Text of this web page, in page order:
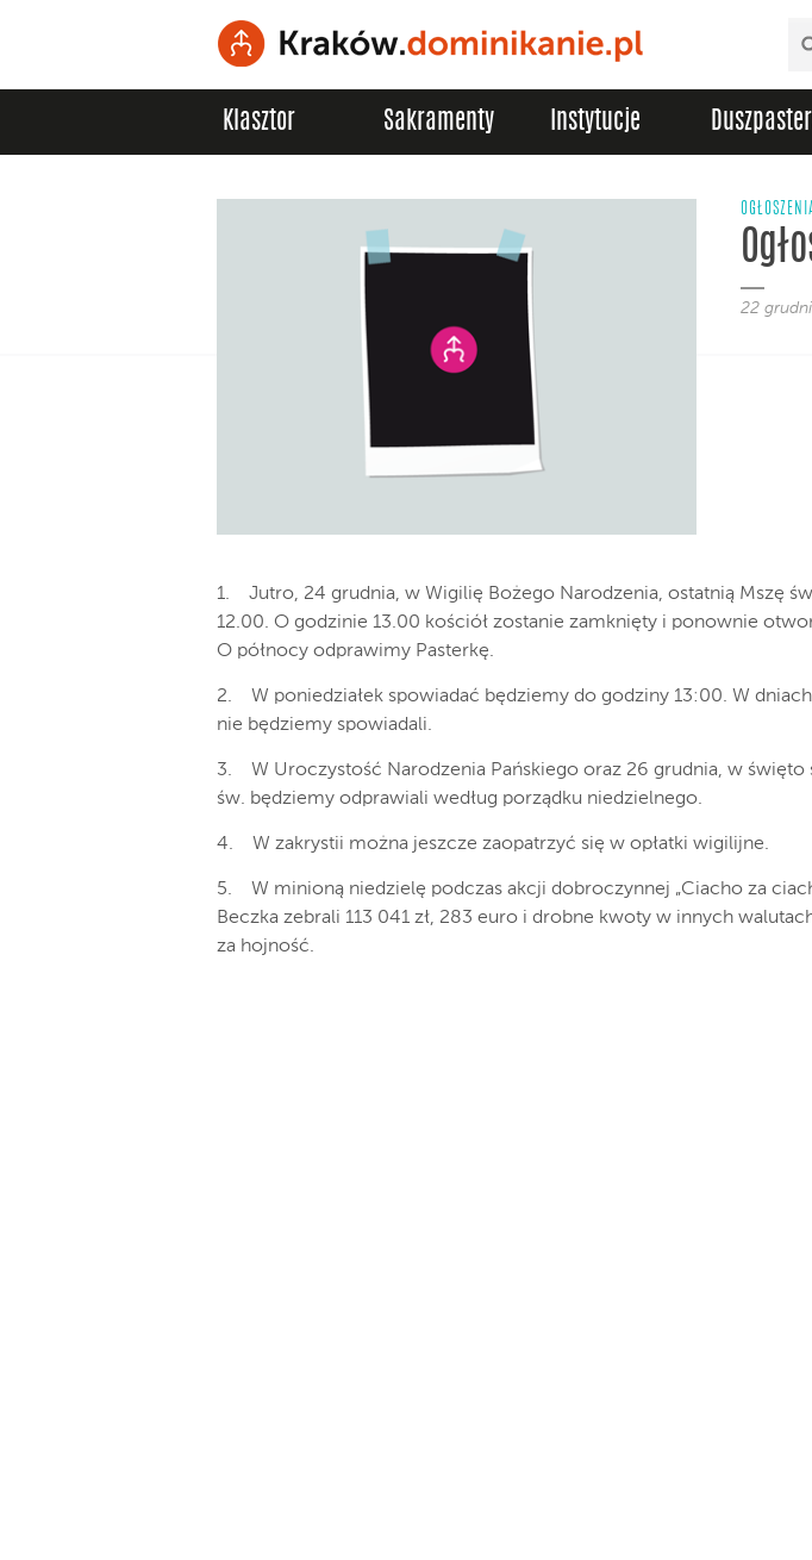
Klasztor Sakramenty Instytucje
22
1. Jutro, 24 grudnia, w Wigilię Bożego Narodzenia, ostatnią Mszę
12.00. O godzinie 13.00 kościół zostanie zamknięty i ponownie
O północy odprawimy Pasterkę.
2. W poniedziałek spowiadać będziemy do godziny 13:00. W
nie będziemy spowiadali.
3. W Uroczystość Narodzenia Pańskiego oraz 26 grudnia, w święto
św. będziemy odprawiali według porządku niedzielnego.
4. W zakrystii można jeszcze zaopatrzyć się w opłatki wigilijne.
5. W minioną niedzielę podczas akcji dobroczynnej „Ciacho za
Beczka zebrali 113 041 zł, 283 euro i drobne kwoty w innych
za hojność.